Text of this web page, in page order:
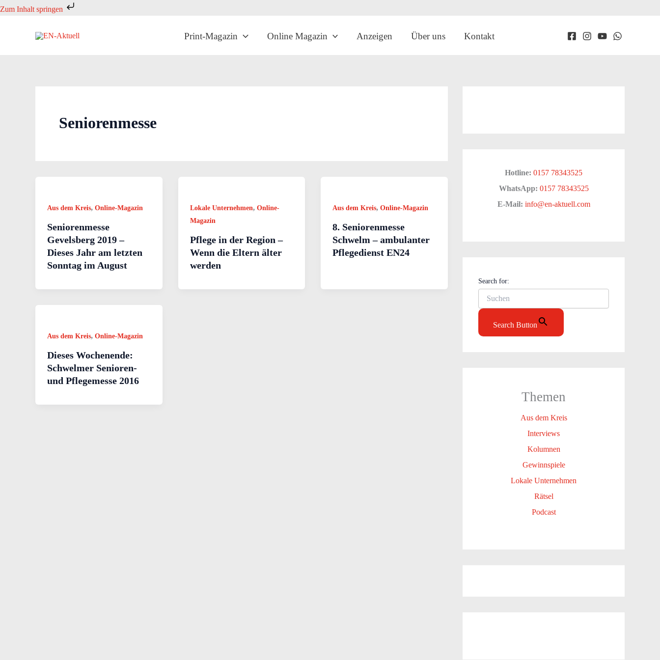
Zum Inhalt springen
Zum
Print-Magazin Online Magazin Anzeigen Über uns Kontakt
Seniorenmesse
Aus dem Kreis, Online-Magazin
Seniorenmesse
Gevelsberg 2019 –
Dieses Jahr am letzten
Sonntag im August
Lokale Unternehmen, Online-
Magazin
Pflege in der Region –
Wenn die Eltern älter
werden
Aus dem Kreis,Online-Magazin
8. Seniorenmesse
Schwelm – ambulanter
Pflegedienst EN24
Aus dem Kreis, Online-Magazin
Dieses Wochenende:
Schwelmer Senioren-
und Pflegemesse 2016
Hotline: 0157 78343525
WhatsApp: 0157 78343525
E-Mail: info@en-aktuell.com
Search for:
Search Button
Themen
Aus dem Kreis
Interviews
Kolumnen
Gewinnspiele
Lokale Unternehmen
Rätsel
Podcast